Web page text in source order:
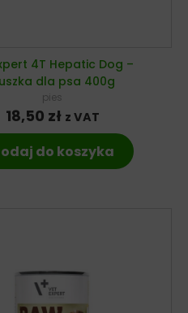
4T Hepatic Dog –
dla psa 400g
pies
18,50 zł z VAT
do koszyka